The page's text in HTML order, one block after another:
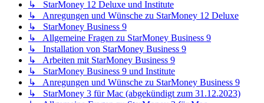
↳ StarMoney 12 Deluxe und Institute
↳ Anregungen und Wünsche zu StarMoney 12 Deluxe
↳ StarMoney Business 9
↳ Allgemeine Fragen zu StarMoney Business 9
↳ Installation von StarMoney Business 9
↳ Arbeiten mit StarMoney Business 9
↳ StarMoney Business 9 und Institute
↳ Anregungen und Wünsche zu StarMoney Business 9
↳ StarMoney 3 für Mac (abgekündigt zum 31.12.2023)